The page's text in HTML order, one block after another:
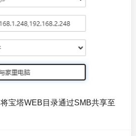
宝塔WEB目录通过SMB共享至